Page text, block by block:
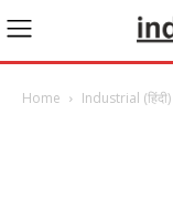
Home Industrial (हिंदी)